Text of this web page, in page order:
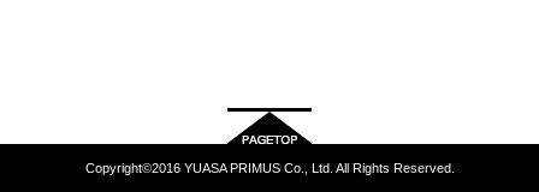
Copyright©2016 YUASA PRIMUS Co., Ltd. All Rights Reserved.